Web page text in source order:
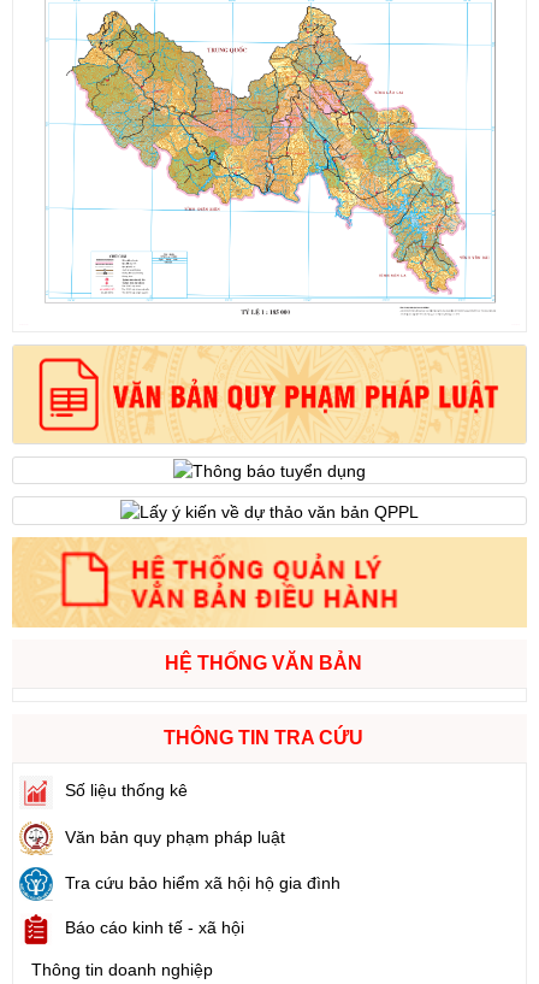
HỆ THỐNG VĂN BẢN
THÔNG TIN TRA CỨU
Số liệu thống kê
Văn bản quy phạm pháp luật
Tra cứu bảo hiểm xã hội hộ gia đình
Báo cáo kinh tế - xã hội
Thông tin doanh nghiệp